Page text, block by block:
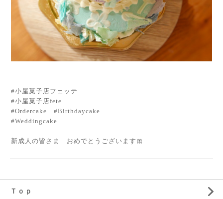
#小屋菓子店フェッテ
#小屋菓子店fete
#Ordercake #Birthdaycake
#Weddingcake
新成人の皆さま おめでとうございます🎀
Ｔｏｐ